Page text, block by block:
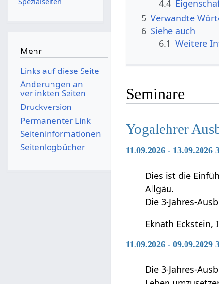
4.4
5 Verwandte
6 Siehe auch
6.1 Weitere
Seminare
Yogalehrer
11.09.2026 -
Dies ist die
Allgäu.
Die 3-Jahres-
Eknath Eckstein,
11.09.2026 -
Die 3-Jahres-
Mehr
Links auf diese Seite
Änderungen an
verlinkten Seiten
Druckversion
Permanenter Link
Seiten­­informationen
Seitenlogbücher